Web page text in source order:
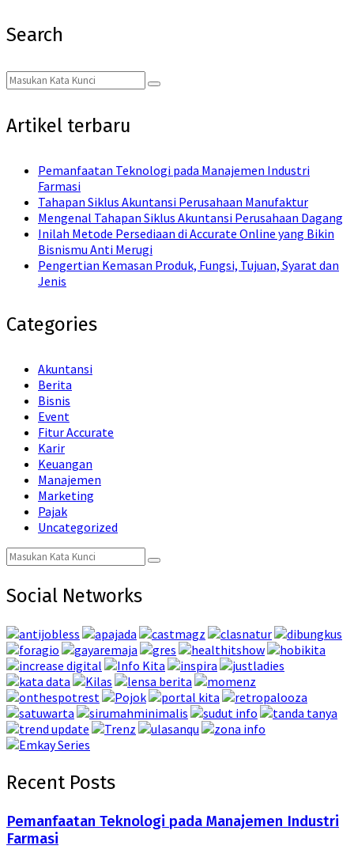
Search
Search
for:
Search
Artikel terbaru
Pemanfaatan Teknologi pada Manajemen Industri
Farmasi
Tahapan Siklus Akuntansi Perusahaan Manufaktur
Mengenal Tahapan Siklus Akuntansi Perusahaan Dagang
Inilah Metode Persediaan di Accurate Online yang Bikin
Bisnismu Anti Merugi
Pengertian Kemasan Produk, Fungsi, Tujuan, Syarat dan
Jenis
Categories
Akuntansi
Berita
Bisnis
Event
Fitur Accurate
Karir
Keuangan
Manajemen
Marketing
Pajak
Uncategorized
Search
for:
Search
Social Networks
Recent Posts
Pemanfaatan Teknologi pada Manajemen Industri
Farmasi